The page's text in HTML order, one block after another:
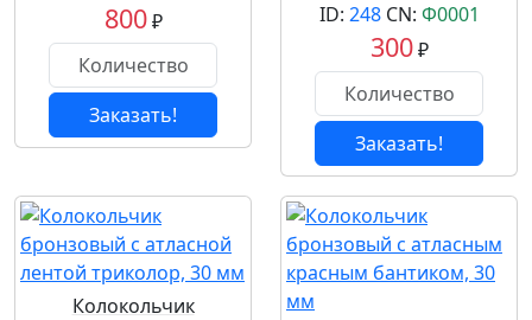
800₽
Заказать!
ID: 248CN: Ф0001
300₽
Заказать!
Колокольчик